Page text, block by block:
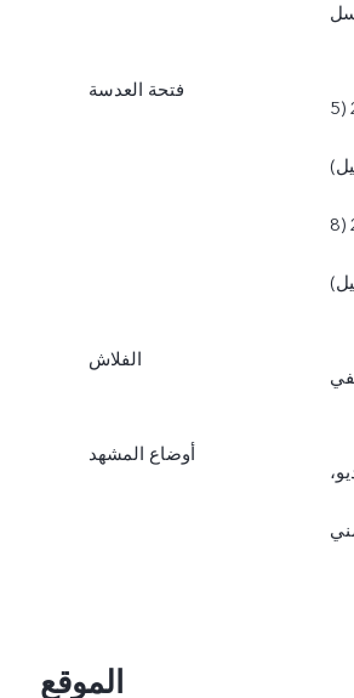
فتحة العدسة
أمامية بفتحة عدسة 2.2 (5
خلفية بفتحة عدسة 2.0 (8
الفلاش
أوضاع المشهد
الموقع